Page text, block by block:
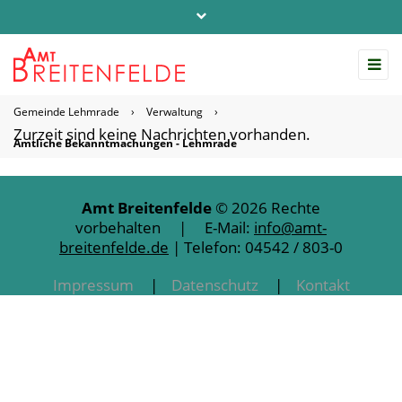
info@amt-breitenfelde.de
Startseite Amt Breitenfelde
Gemeinde Lehmrade › Verwaltung ›
Amtliche Bekanntmachungen - Lehmrade
Zurzeit sind keine Nachrichten vorhanden.
Amt Breitenfelde © 2026 Rechte
vorbehalten | E-Mail: info@amt-
breitenfelde.de | Telefon: 04542 / 803-0
Impressum
Datenschutz Kontakt